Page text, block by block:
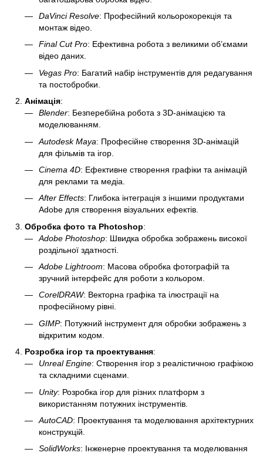
DaVinci Resolve: Професійний кольорокорекція та
монтаж відео.
Final Cut Pro: Ефективна робота з великими об’ємами
відео даних.
Vegas Pro: Багатий набір інструментів для редагування
та постобробки.
Анімація:
Blender: Безперебійна робота з 3D-анімацією та
моделюванням.
Autodesk Maya: Професійне створення 3D-анімацій
для фільмів та ігор.
Cinema 4D: Ефективне створення графіки та анімацій
для реклами та медіа.
After Effects: Глибока інтеграція з іншими продуктами
Adobe для створення візуальних ефектів.
Обробка фото та Photoshop:
Adobe Photoshop: Швидка обробка зображень високої
роздільної здатності.
Adobe Lightroom: Масова обробка фотографій та
зручний інтерфейс для роботи з кольором.
CorelDRAW: Векторна графіка та ілюстрації на
професійному рівні.
GIMP: Потужний інструмент для обробки зображень з
відкритим кодом.
Розробка ігор та проектування:
Unreal Engine: Створення ігор з реалістичною графікою
та складними сценами.
Unity: Розробка ігор для різних платформ з
використанням потужних інструментів.
AutoCAD: Проектування та моделювання архітектурних
конструкцій.
SolidWorks: Інженерне проектування та моделювання